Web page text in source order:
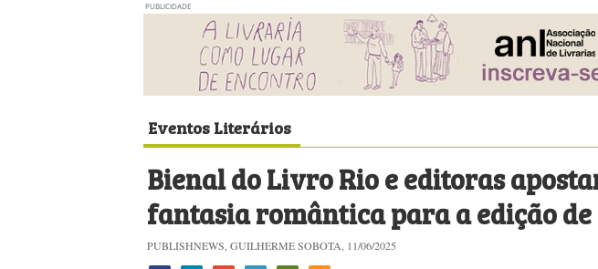
PUBLICIDADE
Eventos Literários
Bienal do Livro Rio​ e editoras
fantasia romântica para a edição de
PUBLISHNEWS, GUILHERME SOBOTA, 11/06/2025